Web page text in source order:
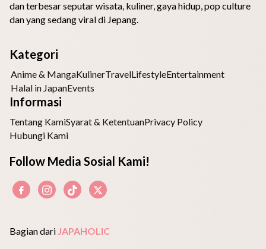
dan terbesar seputar wisata, kuliner, gaya hidup, pop culture
dan yang sedang viral di Jepang.
Kategori
Anime & MangaKulinerTravelLifestyleEntertainment
Halal in JapanEvents
Informasi
Tentang KamiSyarat & KetentuanPrivacy Policy
Hubungi Kami
Follow Media Sosial Kami!
Bagian dari JAPAHOLIC